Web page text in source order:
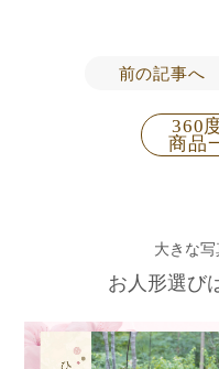
前の記事へ
360
商品
大きな
お人形選び